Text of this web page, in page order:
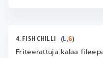
4. FISH CHILLI (L,G)
Friteerattuja kalaa